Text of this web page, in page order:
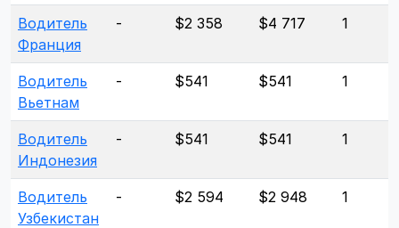
Водитель
Франция
- $2 358 $4 717 1
Водитель
Вьетнам
- $541 $541 1
Водитель
Индонезия
- $541 $541 1
Водитель
Узбекистан
- $2 594 $2 948 1